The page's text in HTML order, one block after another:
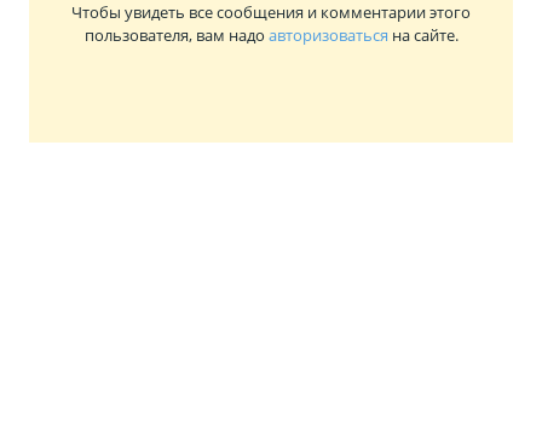
Чтобы увидеть все сообщения и комментарии этого
пользователя, вам надо авторизоваться на сайте.